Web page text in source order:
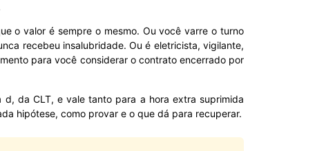
o valor é sempre o mesmo. Ou você varre o turno
recebeu insalubridade. Ou é eletricista, vigilante,
para você considerar o contrato encerrado por
d, da CLT, e vale tanto para a hora extra suprimida
hipótese, como provar e o que dá para recuperar.